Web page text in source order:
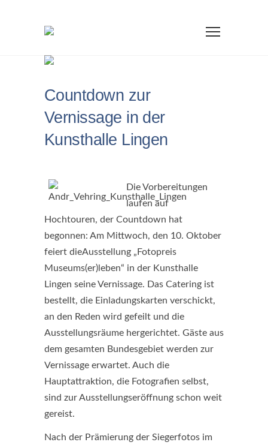
Countdown zur
Vernissage in der
Kunsthalle Lingen
Die Vorbereitungen
laufen auf
Hochtouren, der Countdown hat
begonnen: Am Mittwoch, den 10. Oktober
feiert dieAusstellung „Fotopreis
Museums(er)leben“ in der Kunsthalle
Lingen seine Vernissage. Das Catering ist
bestellt, die Einladungskarten verschickt,
an den Reden wird gefeilt und die
Ausstellungsräume hergerichtet. Gäste aus
dem gesamten Bundesgebiet werden zur
Vernissage erwartet. Auch die
Hauptattraktion, die Fotografien selbst,
sind zur Ausstellungseröffnung schon weit
gereist.
Nach der Prämierung der Siegerfotos im